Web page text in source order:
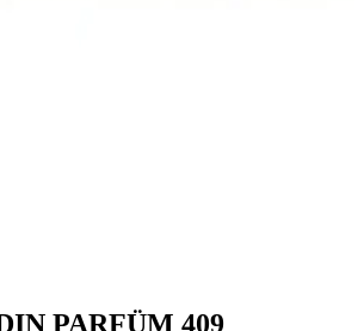
PARFÜM 409